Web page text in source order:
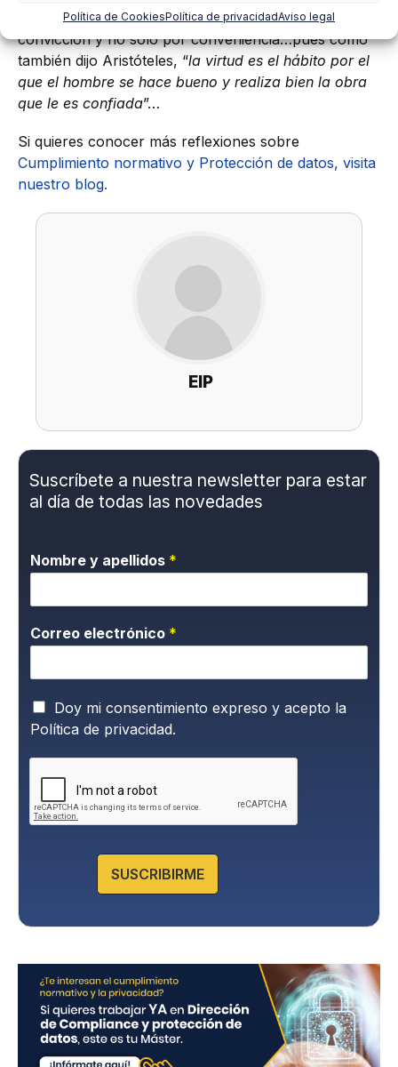
Política de CookiesPolítica de privacidadAviso legal
personas no es malo, siempre y cuando se haga por
convicción y no sólo por conveniencia…pues como
también dijo Aristóteles, “la virtud es el hábito por el
que el hombre se hace bueno y realiza bien la obra
que le es confiada”…
Si quieres conocer más reflexiones sobre
Cumplimiento normativo y Protección de datos, visita
nuestro blog.
EIP
Suscríbete a nuestra newsletter para estar
al día de todas las novedades
Nombre y apellidos *
Correo electrónico *
P
o
l
í
c
a
Doy mi consentimiento expreso y acepto la
Política de privacidad.
SUSCRIBIRME